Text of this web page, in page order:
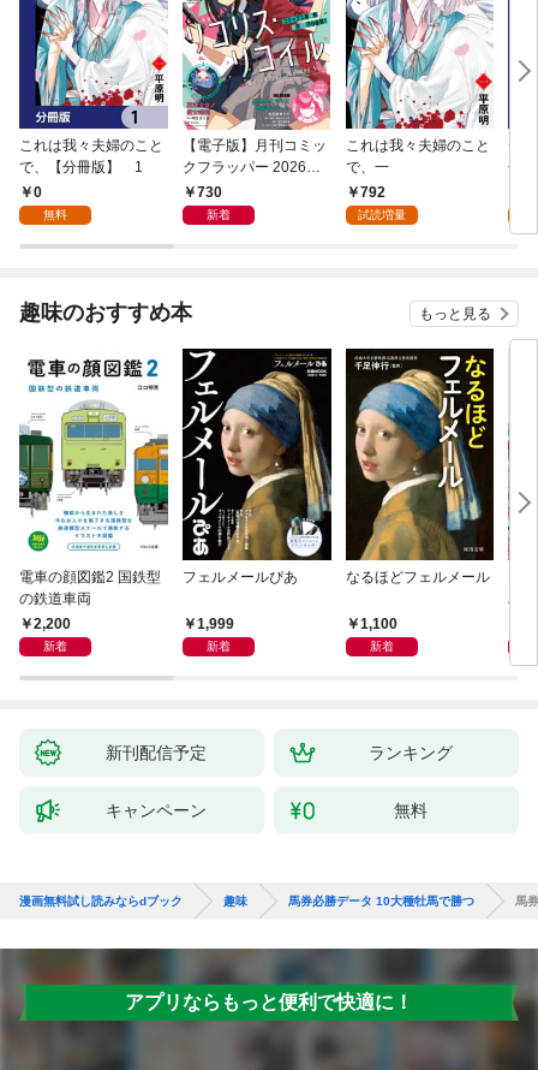
これは我々夫婦のこと
で、【分冊版】 1
0
無料
【電子版】月刊コミッ
クフラッパー 2026年9
月号730
新着
これは我々夫婦のこと
で、一
792
試読増量
チ
冊
趣味のおすすめ本 もっと見る
電車の顔図鑑2 国鉄型
の鉄道車両
2,200
新着
フェルメールぴあ
1,999
新着
なるほどフェルメール
1,100
新着
ハ
新刊配信予定 ランキング
キャンペーン 無料
漫画無料試し読みならdブック 趣味 馬券必勝データ 10大種牡馬で勝つ 馬
アプリならもっと便利で快適に！